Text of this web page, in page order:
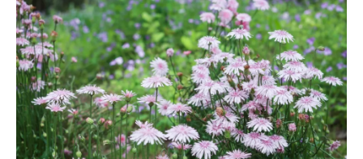
KVÍZY A TESTY